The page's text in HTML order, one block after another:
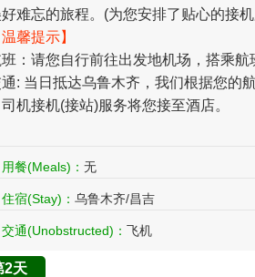
难忘的旅程。(为您安排了贴心的接
馨提示】
：请您自行前往出发地机场，搭乘航
: 当日抵达乌鲁木齐，我们根据您的
机接机(接站)服务将您接至酒店。
用餐(Meals)： 无
住宿(Stay)： 乌鲁木齐/昌吉
交通(Unobstructed)： 飞机
2天